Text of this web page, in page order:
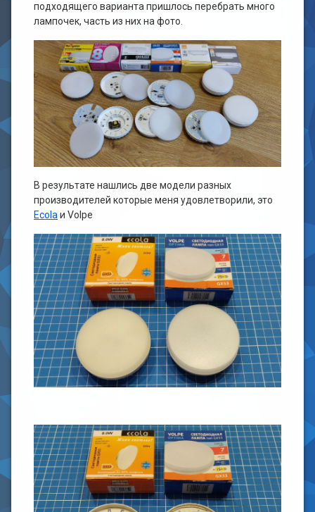
подходящего варианта пришлось перебрать много
лампочек, часть из них на фото.
В результате нашлись две модели разных
производителей которые меня удовлетворили, это
Ecolaи Volpe